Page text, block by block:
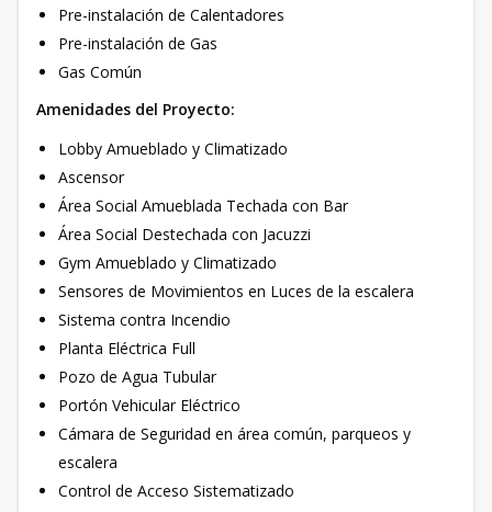
Pre-instalación de Calentadores
Pre-instalación de Gas
Gas Común
Amenidades del Proyecto:
Lobby Amueblado y Climatizado
Ascensor
Área Social Amueblada Techada con Bar
Área Social Destechada con Jacuzzi
Gym Amueblado y Climatizado
Sensores de Movimientos en Luces de la escalera
Sistema contra Incendio
Planta Eléctrica Full
Pozo de Agua Tubular
Portón Vehicular Eléctrico
Cámara de Seguridad en área común, parqueos y
escalera
Control de Acceso Sistematizado